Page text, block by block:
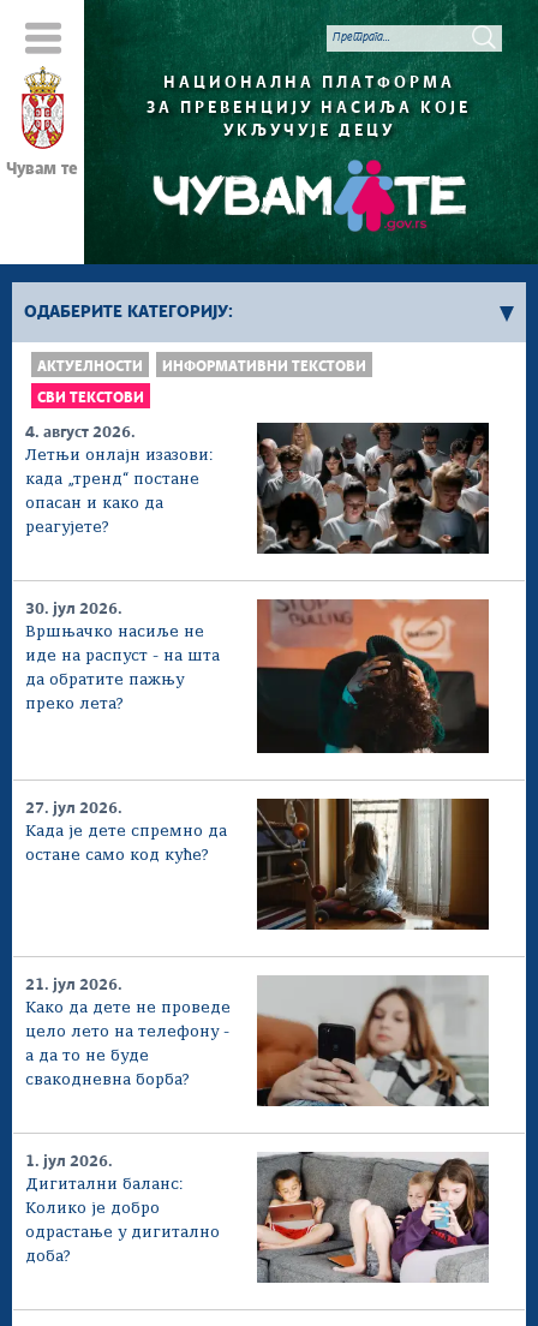
Чувам те
НАЦИОНАЛНА ПЛАТФОРМА
ЗА ПРЕВЕНЦИЈУ НАСИЉА КОЈЕ
УКЉУЧУЈЕ ДЕЦУ
ОДАБЕРИТЕ КАТЕГОРИЈУ:
Сви текстови
Деца и млади
Интернет и друштвене мреже
Међусекторска сарадња у заштити деце од насиља
АКТУЕЛНОСТИ ИНФОРМАТИВНИ ТЕКСТОВИ
СВИ ТЕКСТОВИ
4. август 2026.
Летњи онлајн изазови:
када „тренд“ постане
опасан и како да
реагујете?
30. јул 2026.
Вршњачко насиље не
иде на распуст - на шта
да обратите пажњу
преко лета?
27. јул 2026.
Када је дете спремно да
остане само код куће?
21. јул 2026.
Како да дете не проведе
цело лето на телефону -
а да то не буде
свакодневна борба?
1. јул 2026.
Дигитални баланс:
Колико је добро
одрастање у дигитално
доба?